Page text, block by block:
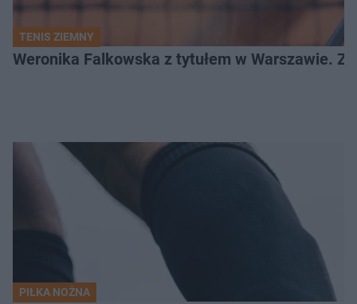
TENIS ZIEMNY
Weronika Falkowska z tytułem w Warszawie.
PIŁKA NOŻNA